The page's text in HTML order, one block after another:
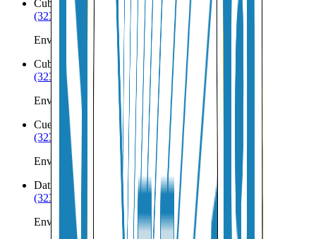
Cuba
NM
(323) 953-8100
Envíos a Nicaragua desde Cuba
Cubero NM
(323) 953-8100
Envíos a Nicaragua desde Cubero
Cuervo
NM
(323) 953-8100
Envíos a Nicaragua desde Cuervo
Datil
NM
(323) 953-8100
Envíos a Nicaragua desde Datil